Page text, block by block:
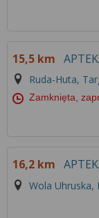
15,5 km
Ruda-Huta,
Zamknięta,
16,2 km
Wola Uhruska,